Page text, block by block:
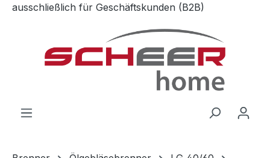
Zum Hauptinhalt springen
ausschließlich für Geschäftskunden (B2B)